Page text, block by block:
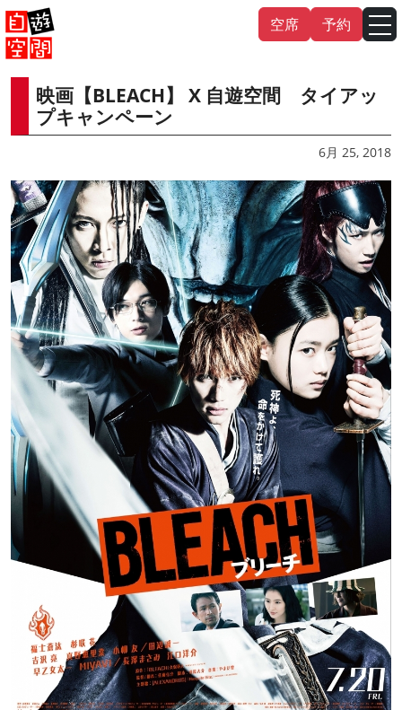
Skip
to
content
空席 予約
映画【BLEACH】 X 自遊空間 タイアッ
プキャンペーン
6月 25, 2018
English 中文（繁 體） 中文（简 体
）
日本語